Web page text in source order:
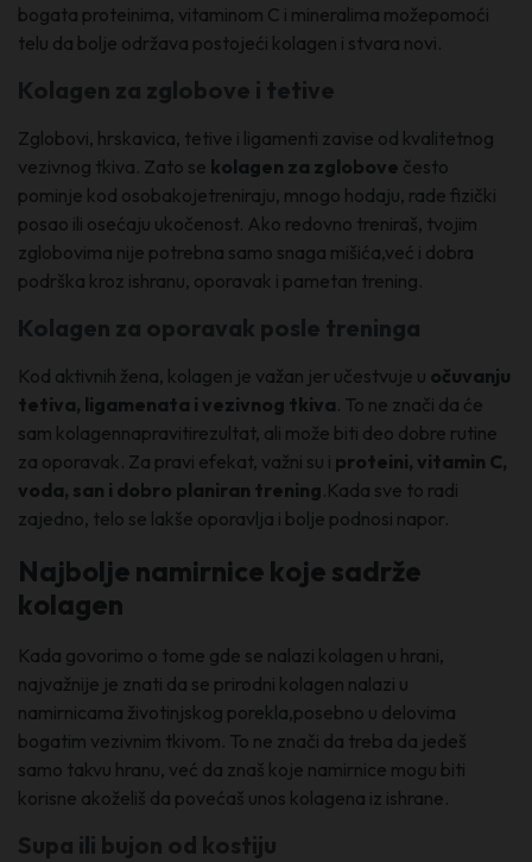
bogata proteinima, vitaminom C i mineralima možepomoći
telu da bolje održava postojeći kolagen i stvara novi.
Kolagen za zglobove i tetive
Zglobovi, hrskavica, tetive i ligamenti zavise od kvalitetnog
vezivnog tkiva. Zato se kolagen za zglobove često
pominje kod osobakojetreniraju, mnogo hodaju, rade fizički
posao ili osećaju ukočenost. Ako redovno treniraš, tvojim
zglobovima nije potrebna samo snaga mišića,već i dobra
podrška kroz ishranu, oporavak i pametan trening.
Kolagen za oporavak posle treninga
Kod aktivnih žena, kolagen je važan jer učestvuje u očuvanju
tetiva, ligamenata i vezivnog tkiva. To ne znači da će
sam kolagennapravitirezultat, ali može biti deo dobre rutine
za oporavak. Za pravi efekat, važni su i proteini, vitamin C,
voda, san i dobro planiran trening.Kada sve to radi
zajedno, telo se lakše oporavlja i bolje podnosi napor.
Najbolje namirnice koje sadrže
kolagen
Kada govorimo o tome gde se nalazi kolagen u hrani,
najvažnije je znati da se prirodni kolagen nalazi u
namirnicama životinjskog porekla,posebno u delovima
bogatim vezivnim tkivom. To ne znači da treba da jedeš
samo takvu hranu, već da znaš koje namirnice mogu biti
korisne akoželiš da povećaš unos kolagena iz ishrane.
Supa ili bujon od kostiju